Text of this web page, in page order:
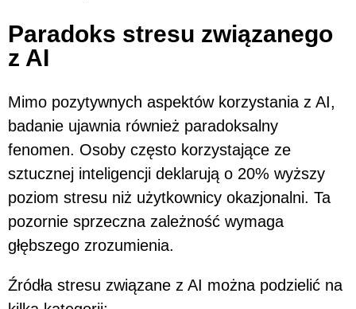
Paradoks stresu związanego
z AI
Mimo pozytywnych aspektów korzystania z AI,
badanie ujawnia również paradoksalny
fenomen. Osoby często korzystające ze
sztucznej inteligencji deklarują o 20% wyższy
poziom stresu niż użytkownicy okazjonalni. Ta
pozornie sprzeczna zależność wymaga
głębszego zrozumienia.
Źródła stresu związane z AI można podzielić na